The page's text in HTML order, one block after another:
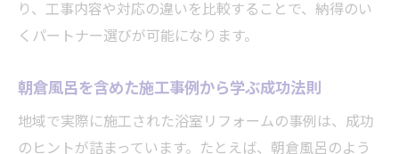
り、工事内容や対応の違いを比較することで、納得のい
くパートナー選びが可能になります。
朝倉風呂を含めた施工事例から学ぶ成功法則
地域で実際に施工された浴室リフォームの事例は、成功
のヒントが詰まっています。たとえば、朝倉風呂のよう